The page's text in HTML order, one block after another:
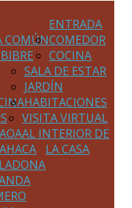
ENTRADA
COMÚNCOMEDOR
COCINA
SALA DE ESTAR
JARDÍN
HABITACIONES
VISITA VIRTUAL
AL INTERIOR DE
LA CASA